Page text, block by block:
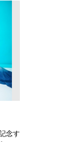
念す